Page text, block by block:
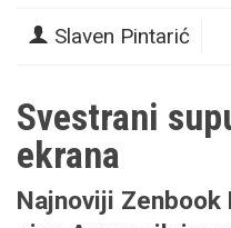
Slaven Pintarić
Svestrani
ekrana
Najnoviji Zenbook